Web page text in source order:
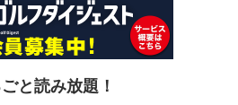
と読み放題！